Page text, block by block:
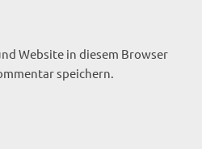
Website in diesem Browser
speichern.